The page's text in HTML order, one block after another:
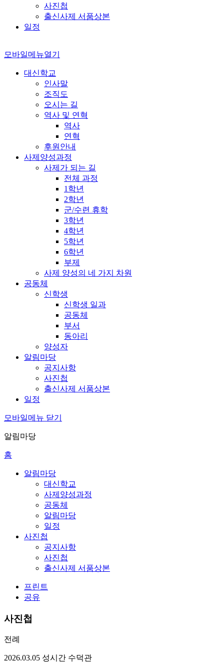
사진첩
출신사제 서품상본
일정
모바일메뉴열기
대신학교
인사말
조직도
오시는 길
역사 및 연혁
역사
연혁
후원안내
사제양성과정
사제가 되는 길
전체 과정
1학년
2학년
군/수련 휴학
3학년
4학년
5학년
6학년
부제
사제 양성의 네 가지 차원
공동체
신학생
신학생 일과
공동체
부서
동아리
양성자
알림마당
공지사항
사진첩
출신사제 서품상본
일정
모바일메뉴 닫기
알림마당
홈
알림마당
대신학교
사제양성과정
공동체
알림마당
일정
사진첩
공지사항
사진첩
출신사제 서품상본
프린트
공유
사진첩
전례
2026.03.05 성시간 수덕관